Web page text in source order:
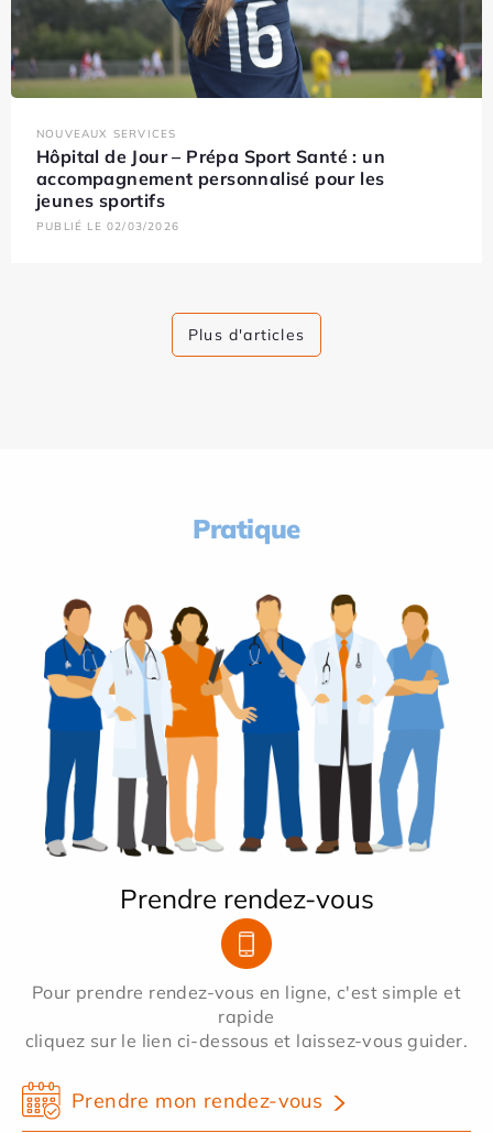
NOUVEAUX SERVICES
Hôpital de Jour – Prépa Sport Santé : un
accompagnement personnalisé pour les
jeunes sportifs
PUBLIÉ LE 02/03/2026
Plus d'articles
Pratique
Prendre rendez-vous
Pour prendre rendez-vous en ligne, c'est simple et
rapide
cliquez sur le lien ci-dessous et laissez-vous guider.
Prendre mon rendez-vous